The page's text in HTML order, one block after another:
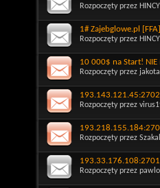
Rozpoczęty przez
1# Zajebglowe.pl
Rozpoczęty przez
10 000$ na Start! NIE
Rozpoczęty przez
Rozpoczęty przez
Rozpoczęty przez
Rozpoczęty przez